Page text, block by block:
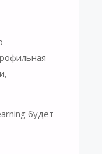
будет